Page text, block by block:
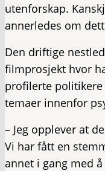
utenforskap.
annerledes om
Den driftige
filmprosjekt hvor
profilerte
temaer innenfor
– Jeg opplever at
Vi har fått en
annet i gang med